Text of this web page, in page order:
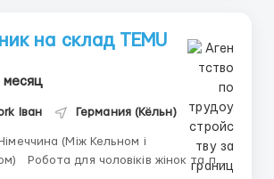
на склад TEMU
Іван Германия (Кёльн)
(Між Кельном і
та пар!